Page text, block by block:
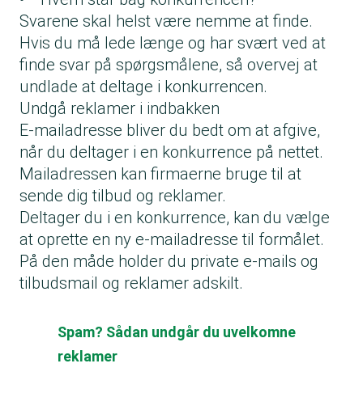
Svarene skal helst være nemme at finde.
Hvis du må lede længe og har svært ved at
finde svar på spørgsmålene, så overvej at
undlade at deltage i konkurrencen.
Undgå reklamer i indbakken
E-mailadresse bliver du bedt om at afgive,
når du deltager i en konkurrence på nettet.
Mailadressen kan firmaerne bruge til at
sende dig tilbud og reklamer.
Deltager du i en konkurrence, kan du vælge
at oprette en ny e-mailadresse til formålet.
På den måde holder du private e-mails og
tilbudsmail og reklamer adskilt.
Spam? Sådan undgår du uvelkomne
reklamer